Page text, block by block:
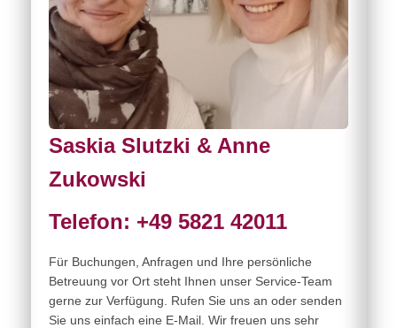
Saskia Slutzki & Anne
Zukowski
Telefon: +49 5821 42011
Für Buchungen, Anfragen und Ihre persönliche
Betreuung vor Ort steht Ihnen unser Service-Team
gerne zur Verfügung. Rufen Sie uns an oder senden
Sie uns einfach eine E-Mail. Wir freuen uns sehr